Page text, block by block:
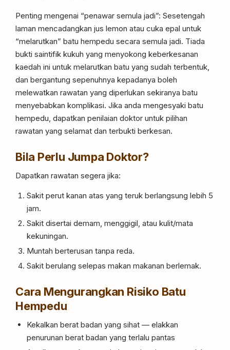
Penting mengenai “penawar semula jadi”: Sesetengah
laman mencadangkan jus lemon atau cuka epal untuk
“melarutkan” batu hempedu secara semula jadi. Tiada
bukti saintifik kukuh yang menyokong keberkesanan
kaedah ini untuk melarutkan batu yang sudah terbentuk,
dan bergantung sepenuhnya kepadanya boleh
melewatkan rawatan yang diperlukan sekiranya batu
menyebabkan komplikasi. Jika anda mengesyaki batu
hempedu, dapatkan penilaian doktor untuk pilihan
rawatan yang selamat dan terbukti berkesan.
Bila Perlu Jumpa Doktor?
Dapatkan rawatan segera jika:
Sakit perut kanan atas yang teruk berlangsung lebih 5
jam.
Sakit disertai demam, menggigil, atau kulit/mata
kekuningan.
Muntah berterusan tanpa reda.
Sakit berulang selepas makan makanan berlemak.
Cara Mengurangkan Risiko Batu
Hempedu
Kekalkan berat badan yang sihat — elakkan
penurunan berat badan yang terlalu pantas